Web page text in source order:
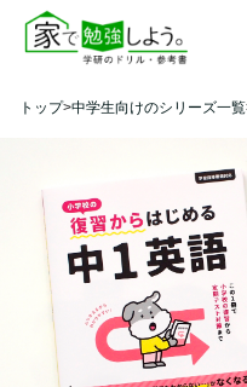
トップ 中学生向けのシリーズ一覧